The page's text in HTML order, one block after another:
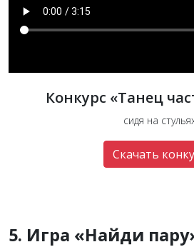
Конкурс «Танец
сидя на
Скачать
5. Игра «Найди